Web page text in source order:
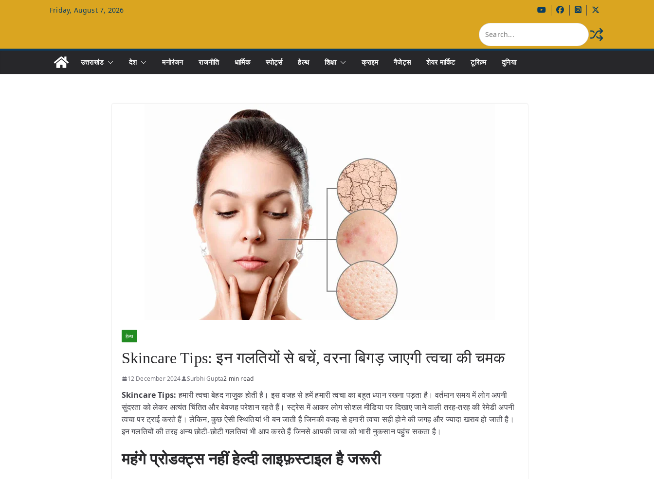
Friday, August 7, 2026
उत्तराखंड देश मनोरंजन राजनीति धार्मिक स्पोर्ट्स हेल्थ शिक्षा क्राइम गैजेट्स शेयर मार्किट टूरिज़्म दुनिया
हेल्थ
Skincare Tips: इन गलतियों से बचें, वरना बिगड़ जाएगी त्वचा की चमक
12 December 2024 Surbhi Gupta2 min read
Skincare Tips:हमारी त्वचा बेहद नाजुक होती है। इस वजह से हमें हमारी त्वचा का बहुत ध्यान रखना पड़ता है। वर्तमान समय में लोग अपनी
सुंदरता को लेकर अत्यंत चिंतित और बेवजह परेशान रहते हैं। स्ट्रेस में आकर लोग सोशल मीडिया पर दिखाए जाने वाली तरह-तरह की रेमेडी अपनी
त्वचा पर ट्राई करते हैं। लेकिन, कुछ ऐसी स्थितियां भी बन जाती है जिनकी वजह से हमारी त्वचा सही होने की जगह और ज्यादा खराब हो जाती है।
इन गलतियों की तरह अन्य छोटी-छोटी गलतियां भी आप करते हैं जिनसे आपकी त्वचा को भारी नुकसान पहुंच सकता है।
महंगे प्रोडक्ट्स नहीं हेल्दी लाइफ़स्टाइल है जरूरी